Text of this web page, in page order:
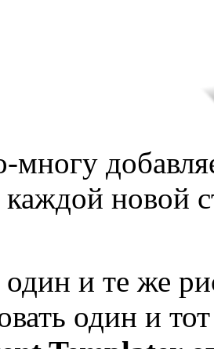
многу
новой
один и те же
один и